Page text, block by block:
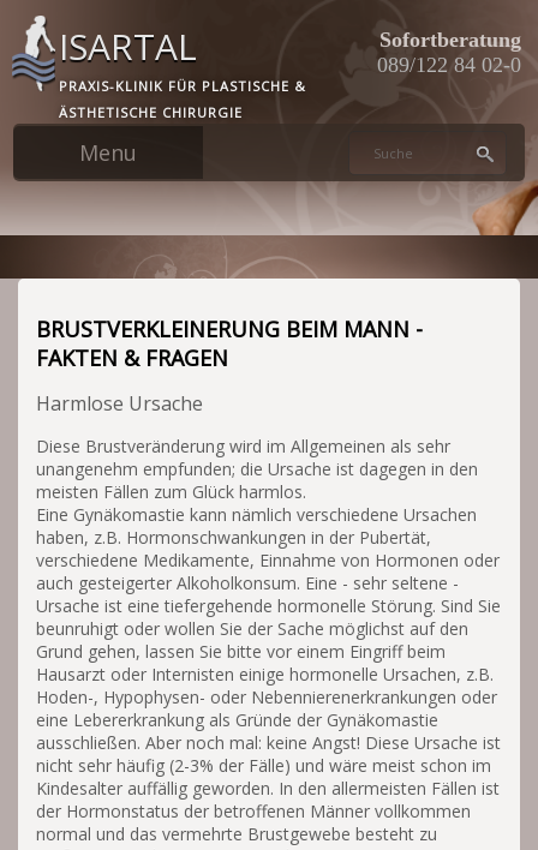
Skip
main
content
ISARTAL
PRAXIS-KLINIK FÜR PLASTISCHE &
ÄSTHETISCHE CHIRURGIE
Sofortberatung
089/122 84 02-0
BRUSTVERKLEINERUNG BEIM MANN -
FAKTEN & FRAGEN
Harmlose Ursache
Diese Brustveränderung wird im Allgemeinen als sehr
unangenehm empfunden; die Ursache ist dagegen in den
meisten Fällen zum Glück harmlos.
Eine Gynäkomastie kann nämlich verschiedene Ursachen
haben, z.B. Hormonschwankungen in der Pubertät,
verschiedene Medikamente, Einnahme von Hormonen oder
auch gesteigerter Alkoholkonsum. Eine - sehr seltene -
Ursache ist eine tiefergehende hormonelle Störung. Sind Sie
beunruhigt oder wollen Sie der Sache möglichst auf den
Grund gehen, lassen Sie bitte vor einem Eingriff beim
Hausarzt oder Internisten einige hormonelle Ursachen, z.B.
Hoden-, Hypophysen- oder Nebennierenerkrankungen oder
eine Lebererkrankung als Gründe der Gynäkomastie
ausschließen. Aber noch mal: keine Angst! Diese Ursache ist
nicht sehr häufig (2-3% der Fälle) und wäre meist schon im
Kindesalter auffällig geworden. In den allermeisten Fällen ist
der Hormonstatus der betroffenen Männer vollkommen
normal und das vermehrte Brustgewebe besteht zu